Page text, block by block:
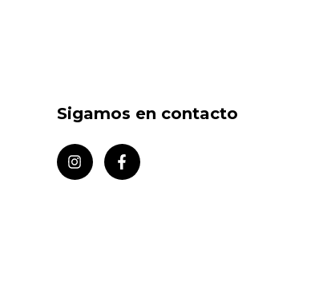
Sigamos en contacto